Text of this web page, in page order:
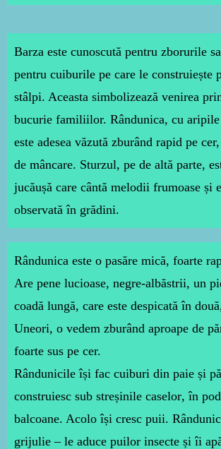
Barza este cunoscută pentru zborurile
pentru cuiburile pe care le construiește
stâlpi. Aceasta simbolizează venirea
bucurie familiilor. Rândunica, cu aripile
este adesea văzută zburând rapid pe
de mâncare. Sturzul, pe de altă parte,
jucăușă care cântă melodii frumoase și
observată în grădini.
Rândunica este o pasăre mică, foarte
Are pene lucioase, negre-albăstrii, un
coadă lungă, care este despicată în
Uneori, o vedem zburând aproape de
foarte sus pe cer.
Rândunicile își fac cuiburi din paie și
construiesc sub streșinile caselor, în
balcoane. Acolo își cresc puii.
grijulie – le aduce puilor insecte și îi